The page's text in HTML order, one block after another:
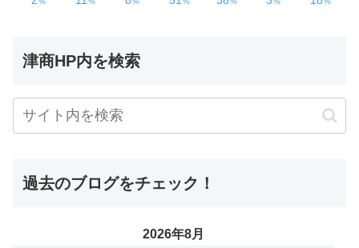
津商HP内を検索
過去のブログをチェック！
2026年8月